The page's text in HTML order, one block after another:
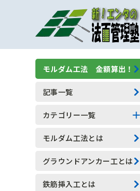
モルダム工法 金額算出！
記事一覧
カテゴリー一覧
擁壁補強工事
モルダム工
一般人向け(他業種)
モルダム工法とは
グラウンドアンカー工とは
鉄筋挿入工とは